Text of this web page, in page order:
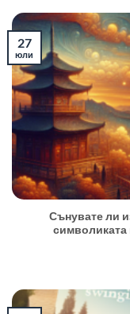
Сънувате ли
символиката
27
юли